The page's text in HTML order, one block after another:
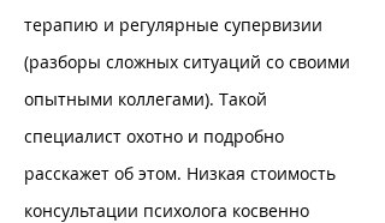
терапию и регулярные супервизии
(разборы сложных ситуаций со своими
опытными коллегами). Такой
специалист охотно и подробно
расскажет об этом. Низкая стоимость
консультации психолога косвенно